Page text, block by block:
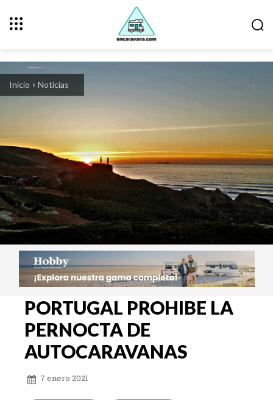
Inicio Noticias
PORTUGAL PROHIBE LA
PERNOCTA DE
AUTOCARAVANAS
7 enero 2021